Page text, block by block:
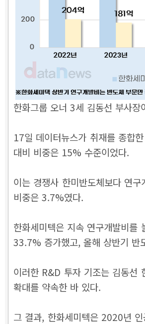
한화그룹 오너 3세 김동선 부사
17일 데이터뉴스가 취재를 종합
대비 비중은 15% 수준이었다.
이는 경쟁사 한미반도체보다 연
비중은 3.7%였다.
한화세미텍은 지속 연구개발비
33.7% 증가했고, 올해 상반기 반
이러한 R&D 투자 기조는 김동선
확대를 약속한 바 있다.
그 결과, 한화세미텍은 2020년